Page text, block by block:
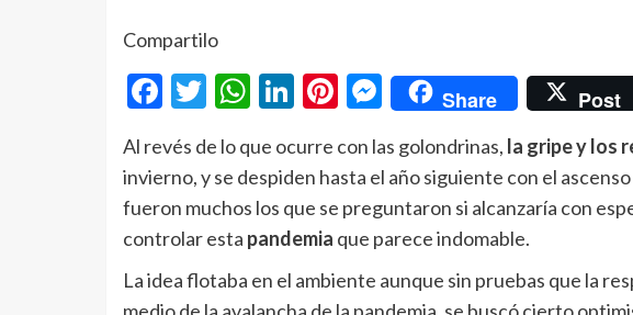
Compartilo
Facebook
Twitter
WhatsApp
LinkedIn
Pinterest
Messenger
Share Post
Al revés de lo que ocurre con las golondrinas, la gripe y los
invierno, y se despiden hasta el año siguiente con el
fueron muchos los que se preguntaron si alcanzaría con
controlar esta pandemia que parece indomable.
La idea flotaba en el ambiente aunque sin pruebas que la
medio de la avalancha de la pandemia, se buscó cierto